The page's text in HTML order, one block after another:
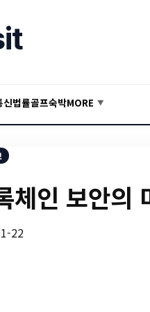
신법률골프숙박MORE ▼
인 보안의
22